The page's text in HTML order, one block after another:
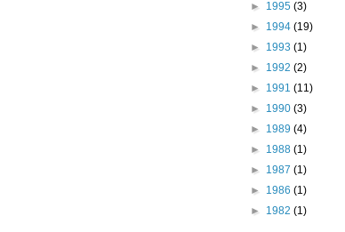
► 1995 (3)
► 1994 (19)
► 1993 (1)
► 1992 (2)
► 1991 (11)
► 1990 (3)
► 1989 (4)
► 1988 (1)
► 1987 (1)
► 1986 (1)
► 1982 (1)